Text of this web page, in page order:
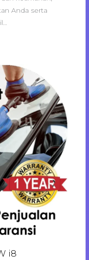
Anda serta
i8